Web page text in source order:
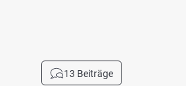
13 Beiträge